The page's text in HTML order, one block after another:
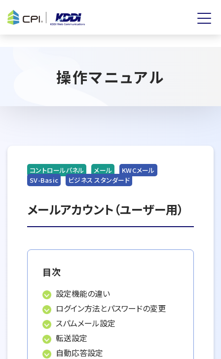
操作マニュアル
コントロールパネル メール
KWCメール
SV-Basic
ビジネス スタンダード
メールアカウント（ユーザー用）
目次
設定機能の違い
ログイン方法とパスワードの変更
スパムメール設定
転送設定
自動応答設定